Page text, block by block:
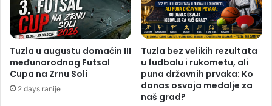
Tuzla u augustu domaćin III
međunarodnog Futsal
Cupa na Zrnu Soli
2 days ranije
Tuzla bez velikih rezultata
u fudbalu i rukometu, ali
puna državnih prvaka: Ko
danas osvaja medalje za
naš grad?